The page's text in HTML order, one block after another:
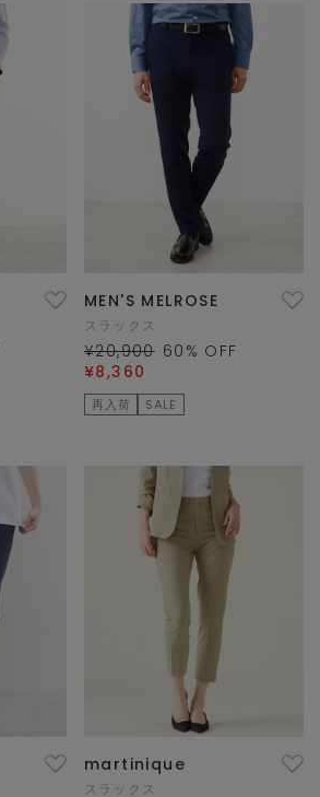
MEN'S MELROSE
スラックス
¥20,900 60 % OFF
¥8,360
再入荷 SALE
martinique
スラックス